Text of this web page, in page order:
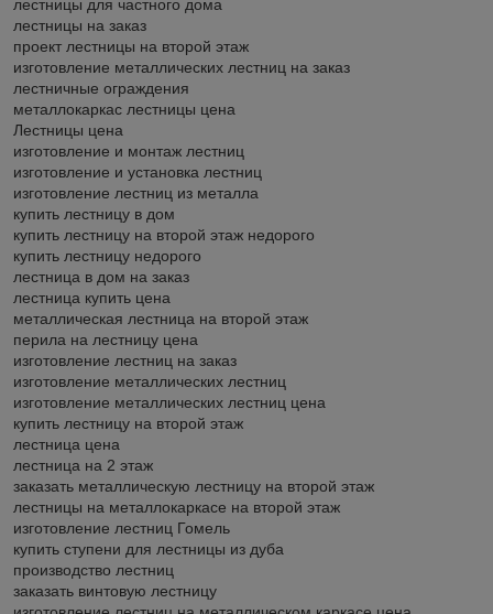
лестницы для частного дома
лестницы на заказ
проект лестницы на второй этаж
изготовление металлических лестниц на заказ
лестничные ограждения
металлокаркас лестницы цена
Лестницы цена
изготовление и монтаж лестниц
изготовление и установка лестниц
изготовление лестниц из металла
купить лестницу в дом
купить лестницу на второй этаж недорого
купить лестницу недорого
лестница в дом на заказ
лестница купить цена
металлическая лестница на второй этаж
перила на лестницу цена
изготовление лестниц на заказ
изготовление металлических лестниц
изготовление металлических лестниц цена
купить лестницу на второй этаж
лестница цена
лестница на 2 этаж
заказать металлическую лестницу на второй этаж
лестницы на металлокаркасе на второй этаж
изготовление лестниц Гомель
купить ступени для лестницы из дуба
производство лестниц
заказать винтовую лестницу